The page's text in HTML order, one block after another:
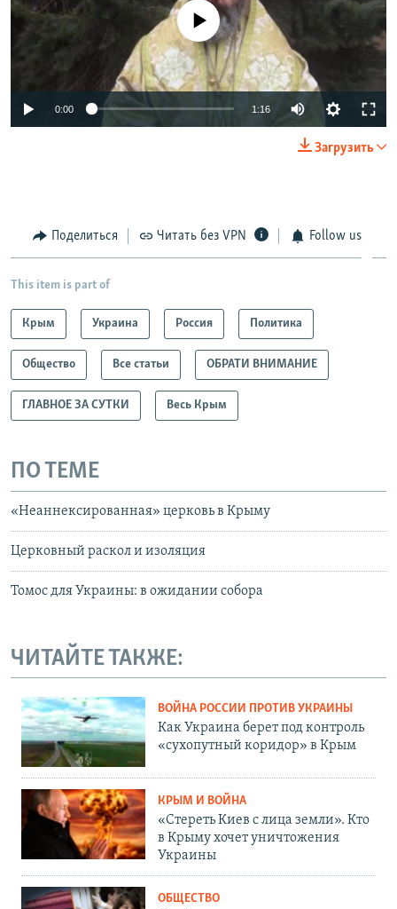
No media source currently available
0:00 1:16
Загрузить
Поделиться Читать без VPN Follow us
This item is part of
Крым Украина Россия Политика
Общество Все статьи ОБРАТИ ВНИМАНИЕ
ГЛАВНОЕ ЗА СУТКИ Весь Крым
ПО ТЕМЕ
«Неаннексированная» церковь в Крыму
Церковный раскол и изоляция
Томос для Украины: в ожидании собора
ЧИТАЙТЕ ТАКЖЕ:
ВОЙНА РОССИИ ПРОТИВ УКРАИНЫ
Как Украина берет под контроль
«сухопутный коридор» в Крым
КРЫМ И ВОЙНА
«Стереть Киев с лица земли». Кто
в Крыму хочет уничтожения
Украины
ОБЩЕСТВО